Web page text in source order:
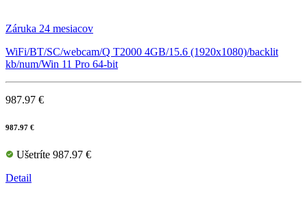
Záruka 24 mesiacov
WiFi/BT/SC/webcam/Q T2000 4GB/15.6 (1920x1080)/backlit
kb/num/Win 11 Pro 64-bit
987.97 €
987.97 €
Ušetríte 987.97 €
Detail